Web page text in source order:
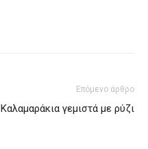
Επόμενο άρθρο
Καλαμαράκια γεμιστά με ρύζι